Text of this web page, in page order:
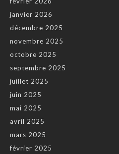
janvier 2026
décembre 2025
novembre 2025
octobre 2025
septembre 2025
juillet 2025
juin 2025
mai 2025
avril 2025
mars 2025
février 2025